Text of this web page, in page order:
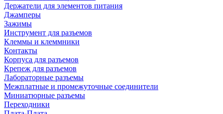
Держатели для элементов питания
Джамперы
Зажимы
Инструмент для разъемов
Клеммы и клеммники
Контакты
Корпуса для разъемов
Крепеж для разъемов
Лабораторные разъемы
Межплатные и промежуточные соединители
Миниатюрные разъемы
Переходники